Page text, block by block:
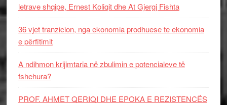
letrave shqipe, Ernest Koliqit dhe At Gjergj Fishta
36 vjet tranzicion, nga ekonomia prodhuese te ekonomia
e përfitimit
A ndihmon krijimtaria në zbulimin e potencialeve të
fshehura?
PROF. AHMET QERIQI DHE EPOKA E REZISTENCЁS